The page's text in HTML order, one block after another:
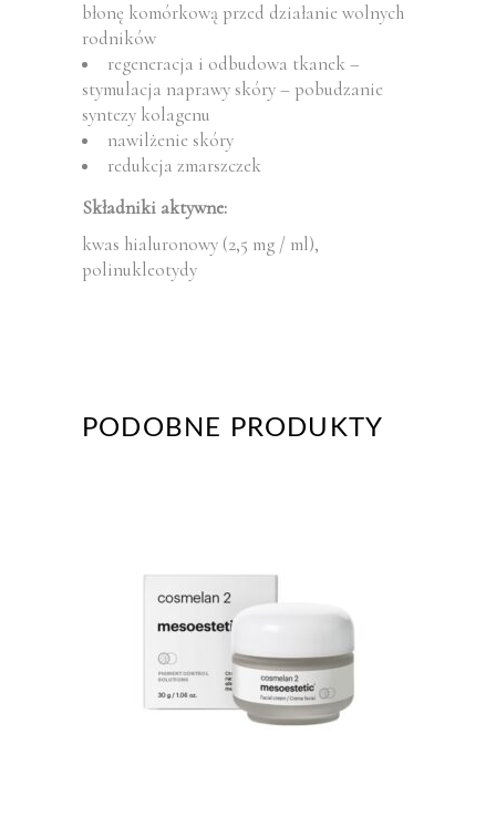
błonę komórkową przed działanie wolnych
rodników
regeneracja i odbudowa tkanek –
stymulacja naprawy skóry – pobudzanie
syntezy kolagenu
nawilżenie skóry
redukcja zmarszczek
Składniki aktywne:
kwas hialuronowy (2,5 mg / ml),
polinukleotydy
PODOBNE PRODUKTY